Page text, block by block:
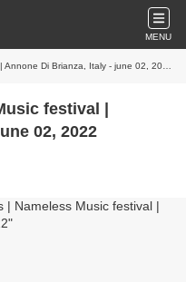
MENU
Di Brianza, Italy - june 02, 2022
festival |
02, 2022